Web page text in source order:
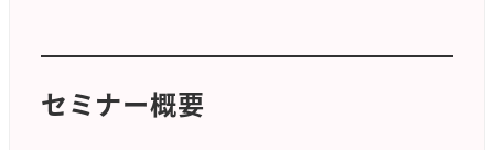
セミナー概要